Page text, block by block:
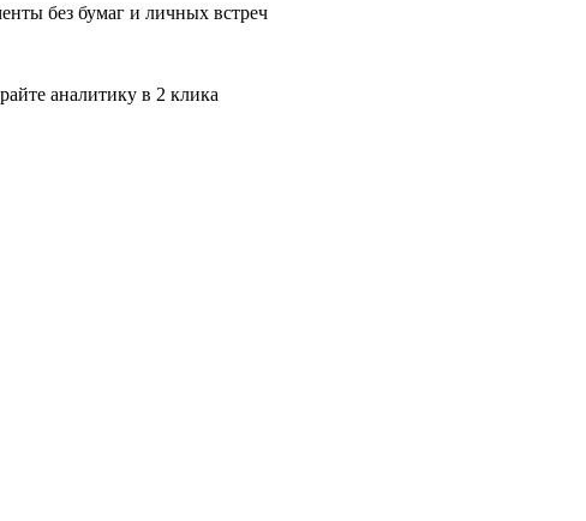
без бумаг и личных встреч
аналитику в 2 клика